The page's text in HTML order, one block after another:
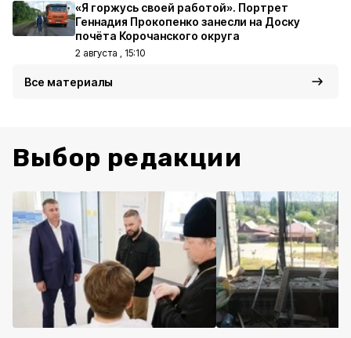
«Я горжусь своей работой». Портрет
Геннадия Прокопенко занесли на Доску
почёта Корочанского округа
2 августа , 15:10
Все материалы
Выбор редакции